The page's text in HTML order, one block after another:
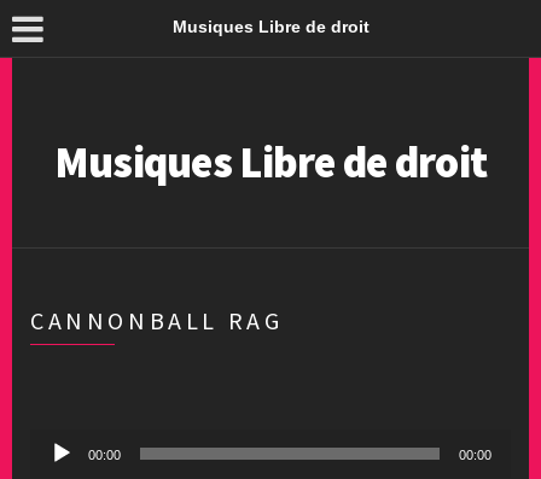
Musiques Libre de droit
Musiques Libre de droit
CANNONBALL RAG
Lecteur 00:00 00:00